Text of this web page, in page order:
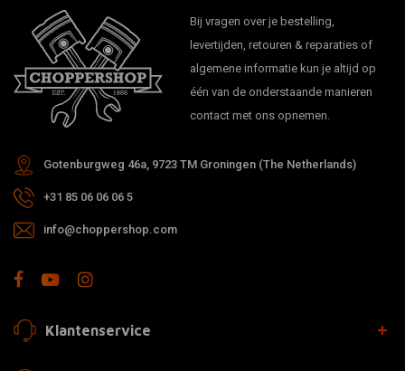
Bij vragen over je bestelling,
levertijden, retouren & reparaties of
algemene informatie kun je altijd op
één van de onderstaande manieren
contact met ons opnemen.
Gotenburgweg 46a, 9723 TM Groningen (The Netherlands)
+31 85 06 06 06 5
info@choppershop.com
Klantenservice